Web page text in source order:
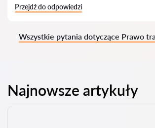
Przejdź do odpowiedzi
Wszystkie pytania dotyczące Prawo
Najnowsze artykuły